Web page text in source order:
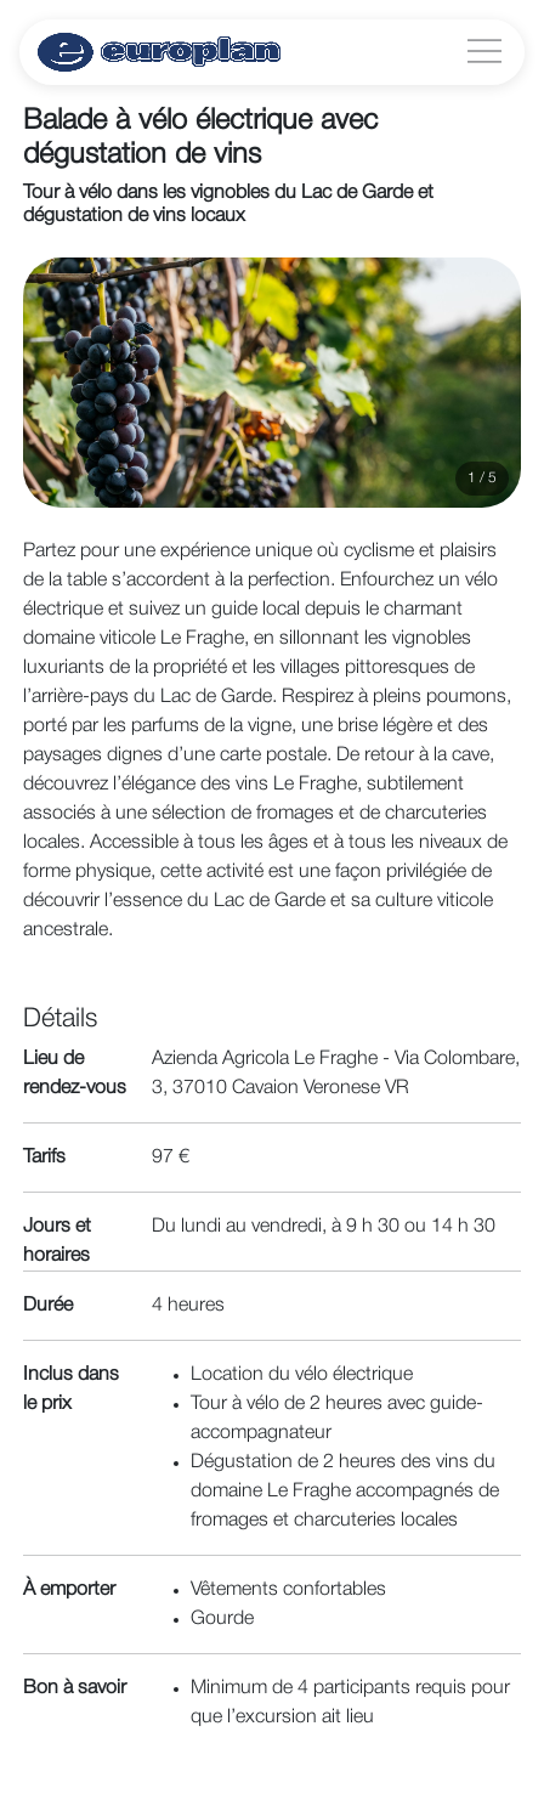
Balade à vélo électrique avec
dégustation de vins
Tour à vélo dans les vignobles du Lac de Garde et
dégustation de vins locaux
1 / 5
Partez pour une expérience unique où cyclisme et plaisirs
de la table s’accordent à la perfection. Enfourchez un vélo
électrique et suivez un guide local depuis le charmant
domaine viticole Le Fraghe, en sillonnant les vignobles
luxuriants de la propriété et les villages pittoresques de
l’arrière-pays du Lac de Garde. Respirez à pleins poumons,
porté par les parfums de la vigne, une brise légère et des
paysages dignes d’une carte postale. De retour à la cave,
découvrez l’élégance des vins Le Fraghe, subtilement
associés à une sélection de fromages et de charcuteries
locales. Accessible à tous les âges et à tous les niveaux de
forme physique, cette activité est une façon privilégiée de
découvrir l’essence du Lac de Garde et sa culture viticole
ancestrale.
Détails
Lieu de
rendez-vous
Azienda Agricola Le Fraghe - Via Colombare,
3, 37010 Cavaion Veronese VR
Tarifs 97 €
Jours et
horaires
Du lundi au vendredi, à 9 h 30 ou 14 h 30
Durée 4 heures
Inclus dans
le prix
Location du vélo électrique​
Tour à vélo de 2 heures avec guide-
accompagnateur​
Dégustation de 2 heures des vins du
domaine Le Fraghe accompagnés de
fromages et charcuteries locales​
À emporter
Vêtements confortables
Gourde
Bon à savoir
Minimum de 4 participants requis pour
que l’excursion ait lieu